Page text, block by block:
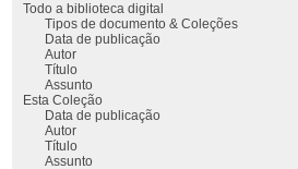
Todo a biblioteca digital
Tipos de documento & Coleções
Data de publicação
Autor
Título
Assunto
Esta Coleção
Data de publicação
Autor
Título
Assunto